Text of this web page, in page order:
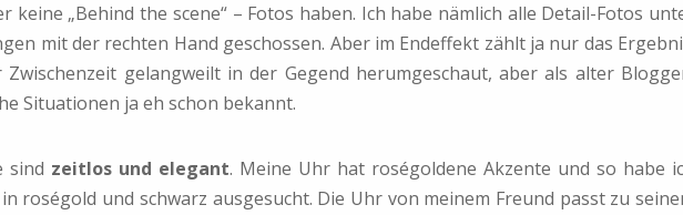
keine „Behind the scene“ – Fotos haben. Ich habe nämlich alle Detail-Fotos
mit der rechten Hand geschossen. Aber im Endeffekt zählt ja nur das
Zwischenzeit gelangweilt in der Gegend herumgeschaut, aber als alter
Situationen ja eh schon bekannt.
sind zeitlos und elegant. Meine Uhr hat roségoldene Akzente und so habe
roségold und schwarz ausgesucht. Die Uhr von meinem Freund passt zu